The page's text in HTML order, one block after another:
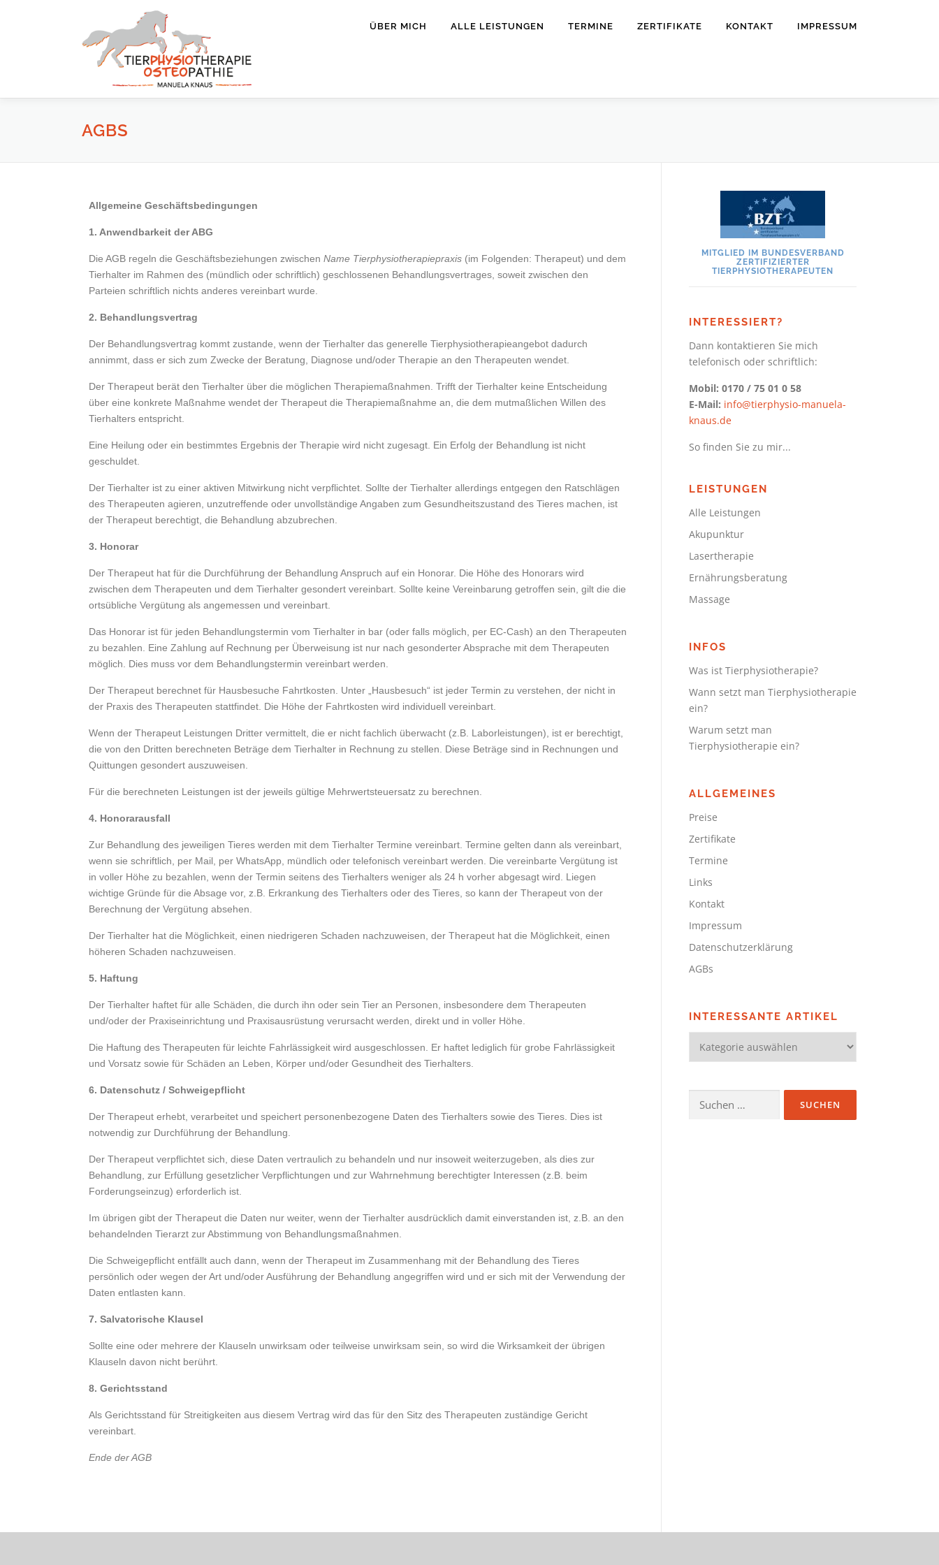
ÜBER MICH ALLE LEISTUNGEN TERMINE ZERTIFIKATE KONTAKT IMPRESSUM
AGBS
Allgemeine Geschäftsbedingungen
1. Anwendbarkeit der ABG
Die AGB regeln die Geschäftsbeziehungen zwischen Name Tierphysiotherapiepraxis (im Folgenden: Therapeut) und dem
Tierhalter im Rahmen des (mündlich oder schriftlich) geschlossenen Behandlungsvertrages, soweit zwischen den
Parteien schriftlich nichts anderes vereinbart wurde.
2. Behandlungsvertrag
Der Behandlungsvertrag kommt zustande, wenn der Tierhalter das generelle Tierphysiotherapieangebot dadurch
annimmt, dass er sich zum Zwecke der Beratung, Diagnose und/oder Therapie an den Therapeuten wendet.
Der Therapeut berät den Tierhalter über die möglichen Therapiemaßnahmen. Trifft der Tierhalter keine Entscheidung
über eine konkrete Maßnahme wendet der Therapeut die Therapiemaßnahme an, die dem mutmaßlichen Willen des
Tierhalters entspricht.
Eine Heilung oder ein bestimmtes Ergebnis der Therapie wird nicht zugesagt. Ein Erfolg der Behandlung ist nicht
geschuldet.
Der Tierhalter ist zu einer aktiven Mitwirkung nicht verpflichtet. Sollte der Tierhalter allerdings entgegen den Ratschlägen
des Therapeuten agieren, unzutreffende oder unvollständige Angaben zum Gesundheitszustand des Tieres machen, ist
der Therapeut berechtigt, die Behandlung abzubrechen.
3. Honorar
Der Therapeut hat für die Durchführung der Behandlung Anspruch auf ein Honorar. Die Höhe des Honorars wird
zwischen dem Therapeuten und dem Tierhalter gesondert vereinbart. Sollte keine Vereinbarung getroffen sein, gilt die die
ortsübliche Vergütung als angemessen und vereinbart.
Das Honorar ist für jeden Behandlungstermin vom Tierhalter in bar (oder falls möglich, per EC-Cash) an den Therapeuten
zu bezahlen. Eine Zahlung auf Rechnung per Überweisung ist nur nach gesonderter Absprache mit dem Therapeuten
möglich. Dies muss vor dem Behandlungstermin vereinbart werden.
Der Therapeut berechnet für Hausbesuche Fahrtkosten. Unter „Hausbesuch“ ist jeder Termin zu verstehen, der nicht in
der Praxis des Therapeuten stattfindet. Die Höhe der Fahrtkosten wird individuell vereinbart.
Wenn der Therapeut Leistungen Dritter vermittelt, die er nicht fachlich überwacht (z.B. Laborleistungen), ist er berechtigt,
die von den Dritten berechneten Beträge dem Tierhalter in Rechnung zu stellen. Diese Beträge sind in Rechnungen und
Quittungen gesondert auszuweisen.
Für die berechneten Leistungen ist der jeweils gültige Mehrwertsteuersatz zu berechnen.
4. Honorarausfall
Zur Behandlung des jeweiligen Tieres werden mit dem Tierhalter Termine vereinbart. Termine gelten dann als vereinbart,
wenn sie schriftlich, per Mail, per WhatsApp, mündlich oder telefonisch vereinbart werden. Die vereinbarte Vergütung ist
in voller Höhe zu bezahlen, wenn der Termin seitens des Tierhalters weniger als 24 h vorher abgesagt wird. Liegen
wichtige Gründe für die Absage vor, z.B. Erkrankung des Tierhalters oder des Tieres, so kann der Therapeut von der
Berechnung der Vergütung absehen.
Der Tierhalter hat die Möglichkeit, einen niedrigeren Schaden nachzuweisen, der Therapeut hat die Möglichkeit, einen
höheren Schaden nachzuweisen.
5. Haftung
Der Tierhalter haftet für alle Schäden, die durch ihn oder sein Tier an Personen, insbesondere dem Therapeuten
und/oder der Praxiseinrichtung und Praxisausrüstung verursacht werden, direkt und in voller Höhe.
Die Haftung des Therapeuten für leichte Fahrlässigkeit wird ausgeschlossen. Er haftet lediglich für grobe Fahrlässigkeit
und Vorsatz sowie für Schäden an Leben, Körper und/oder Gesundheit des Tierhalters.
6. Datenschutz / Schweigepflicht
Der Therapeut erhebt, verarbeitet und speichert personenbezogene Daten des Tierhalters sowie des Tieres. Dies ist
notwendig zur Durchführung der Behandlung.
Der Therapeut verpflichtet sich, diese Daten vertraulich zu behandeln und nur insoweit weiterzugeben, als dies zur
Behandlung, zur Erfüllung gesetzlicher Verpflichtungen und zur Wahrnehmung berechtigter Interessen (z.B. beim
Forderungseinzug) erforderlich ist.
Im übrigen gibt der Therapeut die Daten nur weiter, wenn der Tierhalter ausdrücklich damit einverstanden ist, z.B. an den
behandelnden Tierarzt zur Abstimmung von Behandlungsmaßnahmen.
Die Schweigepflicht entfällt auch dann, wenn der Therapeut im Zusammenhang mit der Behandlung des Tieres
persönlich oder wegen der Art und/oder Ausführung der Behandlung angegriffen wird und er sich mit der Verwendung der
Daten entlasten kann.
7. Salvatorische Klausel
Sollte eine oder mehrere der Klauseln unwirksam oder teilweise unwirksam sein, so wird die Wirksamkeit der übrigen
Klauseln davon nicht berührt.
8. Gerichtsstand
Als Gerichtsstand für Streitigkeiten aus diesem Vertrag wird das für den Sitz des Therapeuten zuständige Gericht
vereinbart.
Ende der AGB
MITGLIED IM BUNDESVERBAND
ZERTIFIZIERTER
TIERPHYSIOTHERAPEUTEN
INTERESSIERT?
Dann kontaktieren Sie mich
telefonisch oder schriftlich:
Mobil: 0170 / 75 01 0 58
E-Mail: info@tierphysio-manuela-
knaus.de
So finden Sie zu mir...
LEISTUNGEN
Alle Leistungen
Akupunktur
Lasertherapie
Ernährungsberatung
Massage
INFOS
Was ist Tierphysiotherapie?
Wann setzt man Tierphysiotherapie
ein?
Warum setzt man
Tierphysiotherapie ein?
ALLGEMEINES
Preise
Zertifikate
Termine
Links
Kontakt
Impressum
Datenschutzerklärung
AGBs
INTERESSANTE ARTIKEL